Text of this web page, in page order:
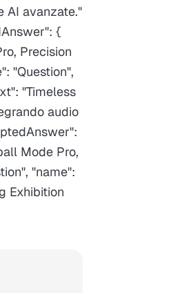
AI avanzate."
{
Precision
"Question",
"Timeless
audio
Mode Pro,
"name":
Exhibition